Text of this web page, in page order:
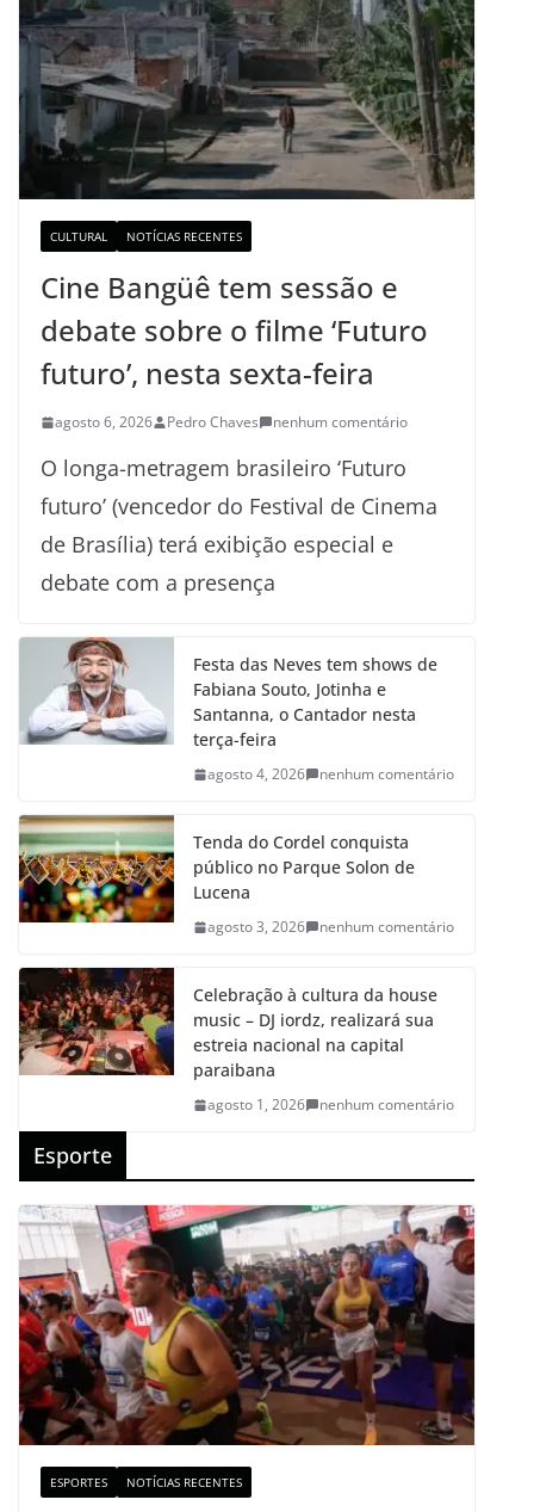
CULTURAL NOTÍCIAS RECENTES
Cine Bangüê tem sessão e
debate sobre o filme ‘Futuro
futuro’, nesta sexta-feira
agosto 6, 2026 Pedro Chaves nenhum comentário
O longa-metragem brasileiro ‘Futuro
futuro’ (vencedor do Festival de Cinema
de Brasília) terá exibição especial e
debate com a presença
Festa das Neves tem shows de
Fabiana Souto, Jotinha e
Santanna, o Cantador nesta
terça-feira
agosto 4, 2026 nenhum comentário
Tenda do Cordel conquista
público no Parque Solon de
Lucena
agosto 3, 2026 nenhum comentário
Celebração à cultura da house
music – DJ iordz, realizará sua
estreia nacional na capital
paraibana
agosto 1, 2026 nenhum comentário
Esporte
ESPORTES NOTÍCIAS RECENTES